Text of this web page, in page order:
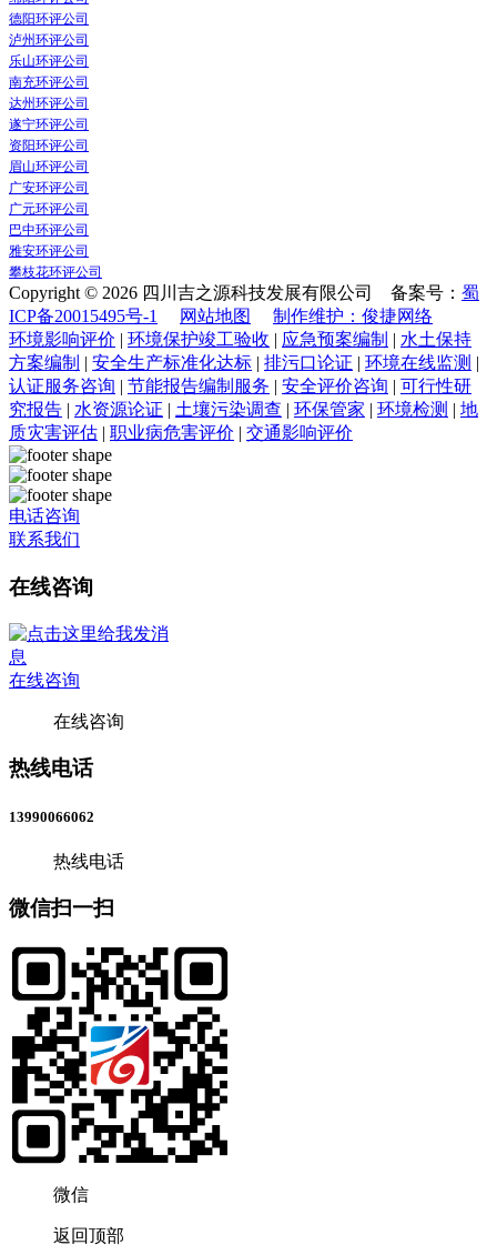
德阳环评公司
泸州环评公司
乐山环评公司
南充环评公司
达州环评公司
遂宁环评公司
资阳环评公司
眉山环评公司
广安环评公司
广元环评公司
巴中环评公司
雅安环评公司
攀枝花环评公司
Copyright © 2026 四川吉之源科技发展有限公司 备案号： 蜀
ICP备20015495号-1
网站地图
制作维护：俊捷网络
环境影响评价 | 环境保护竣工验收 | 应急预案编制 | 水土保持
方案编制 | 安全生产标准化达标 | 排污口论证 | 环境在线监测 |
认证服务咨询 | 节能报告编制服务 | 安全评价咨询 | 可行性研
究报告 | 水资源论证 | 土壤污染调查 | 环保管家 | 环境检测 | 地
质灾害评估 | 职业病危害评价 | 交通影响评价
电话咨询
联系我们
在线咨询
在线咨询
在线咨询
热线电话
13990066062
热线电话
微信扫一扫
微信
返回顶部